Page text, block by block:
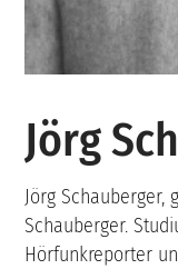
Jörg
Jörg Schauberger,
Schauberger.
Hörfunkreporter